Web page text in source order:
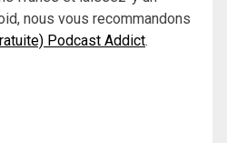
nous vous recommandons
Podcast Addict.